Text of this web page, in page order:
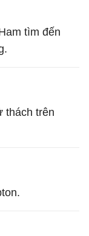
tìm đến
thách trên